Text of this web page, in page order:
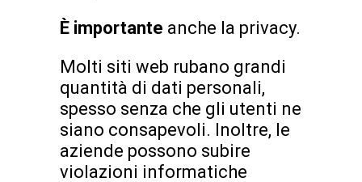
È importante anche la privacy.
Molti siti web rubano grandi
quantità di dati personali,
spesso senza che gli utenti ne
siano consapevoli. Inoltre, le
aziende possono subire
violazioni informatiche